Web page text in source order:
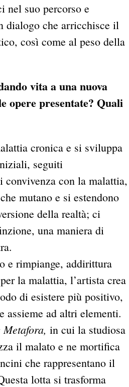
nel suo percorso e
dialogo che arricchisce il
così come al peso della
vita a una nuova
opere presentate? Quali
cronica e si sviluppa
seguiti
convivenza con la malattia,
mutano e si estendono
della realtà; ci
una maniera di
e rimpiange, addirittura
la malattia, l’artista crea
di esistere più positivo,
assieme ad altri elementi.
in cui la studiosa
il malato e ne mortifica
che rappresentano il
lotta si trasforma